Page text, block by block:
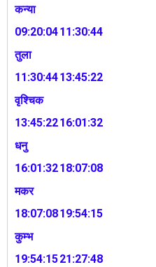
कन्या
09:20:0411:30:44
तुला
11:30:4413:45:22
वृश्चिक
13:45:2216:01:32
धनु
16:01:3218:07:08
मकर
18:07:0819:54:15
कुम्भ
19:54:1521:27:48